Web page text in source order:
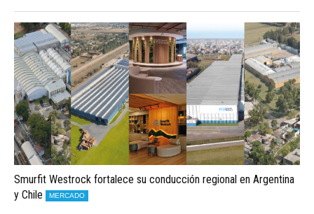
Smurfit Westrock fortalece su conducción regional en Argentina
y Chile
MERCADO